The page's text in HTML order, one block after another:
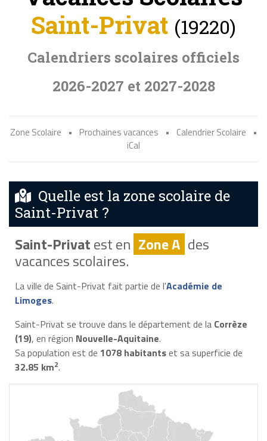
Saint-Privat (19220)
Calendriers scolaires officiels
2026-2027 et 2027-2028
Zone Scolaire • Prochaines vacances • Calendrier Scolaire
•
iCal
Quelle est la zone scolaire de
Saint-Privat ?
Saint-Privatest en Zone A des
vacances scolaires.
La ville de Saint-Privat fait partie de l'Académie de
Limoges.
Saint-Privat se trouve dans le département de la Corrèze
(19), en région Nouvelle-Aquitaine.
Sa population est de 1078 habitantset sa superficie de
32.85 km2.